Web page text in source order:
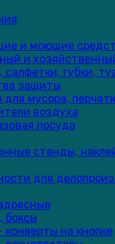
и моющие
и
салфетки, губки,
защиты
для мусора,
воздуха
посуда
стенды,
для
боксы
конверты на кнопке